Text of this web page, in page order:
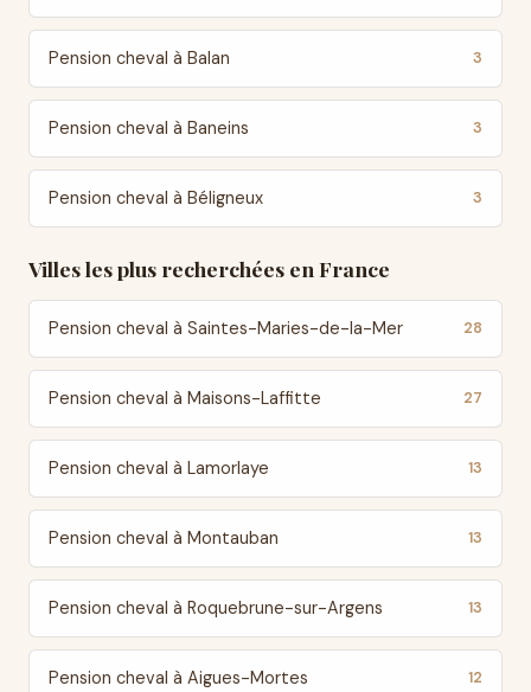
Pension cheval à Balan 3
Pension cheval à Baneins 3
Pension cheval à Béligneux 3
Villes les plus recherchées en France
Pension cheval à Saintes-Maries-de-la-Mer 28
Pension cheval à Maisons-Laffitte 27
Pension cheval à Lamorlaye 13
Pension cheval à Montauban 13
Pension cheval à Roquebrune-sur-Argens 13
Pension cheval à Aigues-Mortes 12